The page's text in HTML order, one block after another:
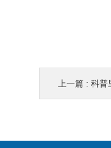
上一篇 : 科普